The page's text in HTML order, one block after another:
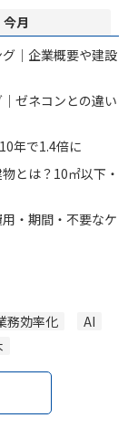
今月
｜企業概要や建設
ゼネコンとの違い
年で1.4倍に
とは？10㎡以下・
・期間・不要なケ
務効率化
AI